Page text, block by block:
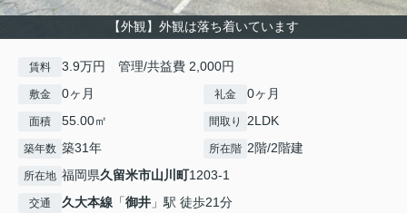
【外観】外観は落ち着いています
賃料 3.9万円 管理/共益費 2,000円
敷金 0ヶ月 礼金 0ヶ月
面積 55.00㎡ 間取り 2LDK
築年数 築31年 所在階 2階/2階建
所在地 福岡県久留米市山川町1203-1
交通 久大本線 「御井 」駅 徒歩21分